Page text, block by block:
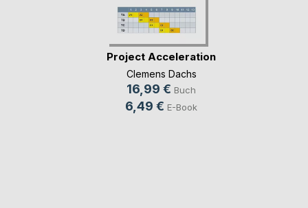
Project Acceleration
Clemens Dachs
16,99 € Buch
6,49 € E-Book